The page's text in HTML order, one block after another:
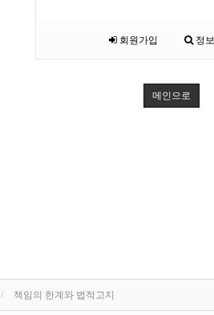
회원가입 정
메인으로
책임의 한계와 법적고지